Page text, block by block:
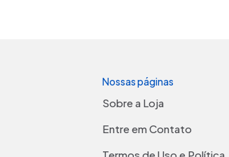
Nossas páginas
Sobre a Loja
Entre em Contato
Termos de Uso e Política